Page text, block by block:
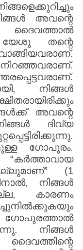
അവന്റെ
ദൈവത്താൽ
യേശു തന്റെ
നിങ്ങൾ
അവന്റെ
ദിവ്യ
ഗോപുരം.
(1
നിങ്ങൾ
കാരണം
നിങ്ങൾ